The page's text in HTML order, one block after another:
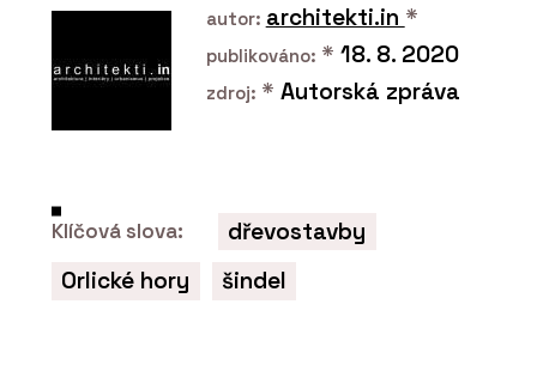
Icon Steel s odsavačem par - Franke
autor: architekti.in *
publikováno: * 18. 8. 2020
zdroj: * Autorská zpráva
Klíčová slova:
dřevostavby
Orlické hory
šindel